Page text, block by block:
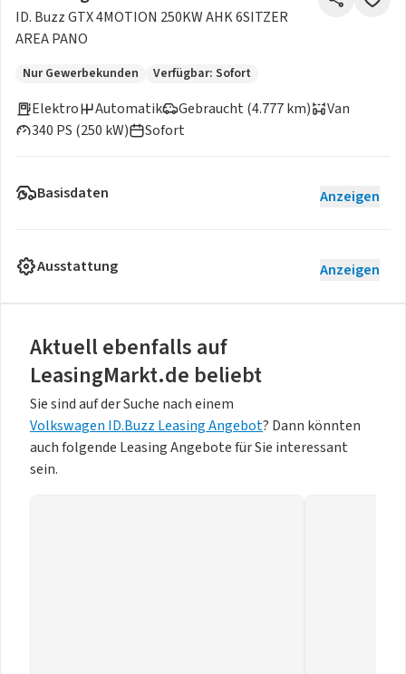
ID. Buzz GTX 4MOTION 250KW AHK 6SITZER
AREA PANO
Nur Gewerbekunden Verfügbar: Sofort
Elektro
Gebraucht (4.777 km)
340 PS (250 kW)
Automatik
Van
Sofort
Basisdaten Anzeigen
Ausstattung Anzeigen
Aktuell ebenfalls auf
LeasingMarkt.de beliebt
Sie sind auf der Suche nach einem
Volkswagen ID.Buzz Leasing Angebot? Dann könnten
auch folgende Leasing Angebote für Sie interessant
sein.